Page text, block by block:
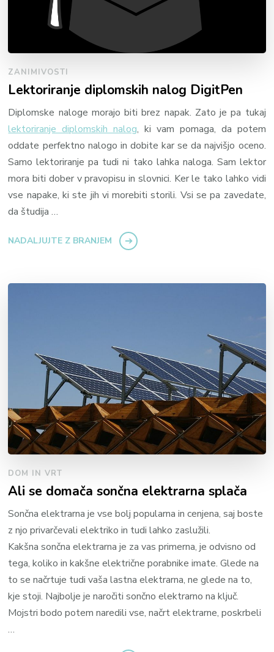
ZANIMIVOSTI
Lektoriranje diplomskih nalog DigitPen
Diplomske naloge morajo biti brez napak. Zato je pa tukaj
lektoriranje diplomskih nalog, ki vam pomaga, da potem
oddate perfektno nalogo in dobite kar se da najvišjo oceno.
Samo lektoriranje pa tudi ni tako lahka naloga. Sam lektor
mora biti dober v pravopisu in slovnici. Ker le tako lahko vidi
vse napake, ki ste jih vi morebiti storili. Vsi se pa zavedate,
da študija …
NADALJUJTE Z BRANJEM
DOM IN VRT
Ali se domača sončna elektrarna splača
Sončna elektrarna je vse bolj popularna in cenjena, saj boste
z njo privarčevali elektriko in tudi lahko zaslužili.
Kakšna sončna elektrarna je za vas primerna, je odvisno od
tega, koliko in kakšne električne porabnike imate. Glede na
to se načrtuje tudi vaša lastna elektrarna, ne glede na to,
kje stoji. Najbolje je naročiti sončno elektrarno na ključ.
Mojstri bodo potem naredili vse, načrt elektrarne, poskrbeli
…